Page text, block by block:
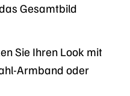
Gesamtbild
Sie Ihren Look mit
Armband oder